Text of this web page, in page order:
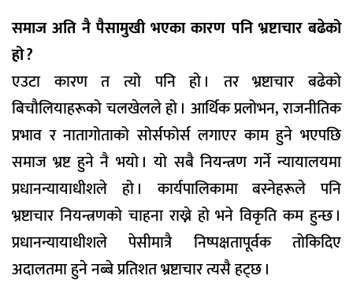
समाज अति नै पैसामुखी भएका कारण पनि भ्रष्टाचार बढेको
हो ?
एउटा कारण त त्यो पनि हो । तर भ्रष्टाचार बढेको
बिचौलियाहरूको चलखेलले हो । आर्थिक प्रलोभन, राजनीतिक
प्रभाव र नातागोताको सोर्सफोर्स लगाएर काम हुने भएपछि
समाज भ्रष्ट हुने नै भयो । यो सबै नियन्त्रण गर्ने न्यायालयमा
प्रधानन्यायाधीशले हो । कार्यपालिकामा बस्नेहरूले पनि
भ्रष्टाचार नियन्त्रणको चाहना राख्ने हो भने विकृति कम हुन्छ ।
प्रधानन्यायाधीशले पेसीमात्रै निष्पक्षतापूर्वक तोकिदिए
अदालतमा हुने नब्बे प्रतिशत भ्रष्टाचार त्यसै हट्छ ।